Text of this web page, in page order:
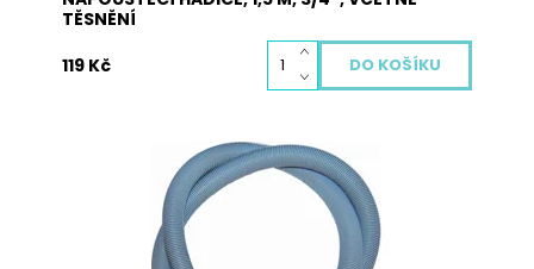
TĚSNĚNÍ
119 Kč
Vypouštěcí hadice 3,0 m s kolínkem pro pračky a
Dostupnost:
Skladem
5007